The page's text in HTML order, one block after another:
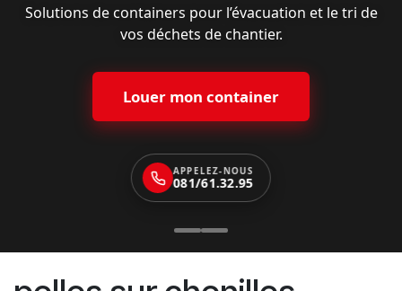
Solutions de containers pour l’évacuation et le tri de
vos déchets de chantier.
Louer mon container
APPELEZ-NOUS
081/61.32.95